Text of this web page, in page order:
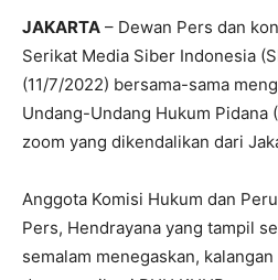
JAKARTA – Dewan Pers dan
Serikat Media Siber Indonesia
(11/7/2022) bersama-sama
Undang-Undang Hukum Pidana
zoom yang dikendalikan dari
Anggota Komisi Hukum dan
Pers, Hendrayana yang tampil
semalam menegaskan,